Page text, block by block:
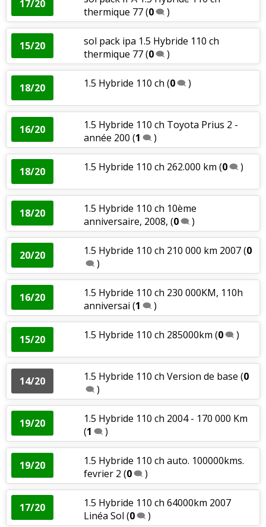
17/20
thermique 77(0 )
15/20
sol pack ipa 1.5 Hybride 110 ch
thermique 77(0 )
18/20 1.5 Hybride 110 ch (0 )
16/20
1.5 Hybride 110 ch Toyota Prius 2 -
année 200 (1 )
18/20 1.5 Hybride 110 ch 262.000 km (0 )
18/20
1.5 Hybride 110 ch 10ème
anniversaire, 2008, (0 )
20/20 1.5 Hybride 110 ch 210 000 km 2007(0
)
16/20
1.5 Hybride 110 ch 230 000KM, 110h
anniversai (1 )
15/20 1.5 Hybride 110 ch 285000km (0 )
14/20 1.5 Hybride 110 ch Version de base (0
)
19/20
1.5 Hybride 110 ch 2004 - 170 000 Km
(1 )
19/20
1.5 Hybride 110 ch auto. 100000kms.
fevrier 2 (0 )
17/20
1.5 Hybride 110 ch 64000km 2007
Linéa Sol (0 )